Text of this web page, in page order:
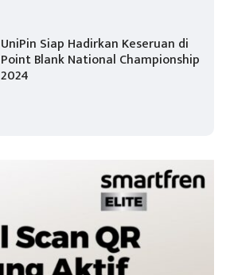
UniPin Siap Hadirkan Keseruan di
Point Blank National Championship
2024